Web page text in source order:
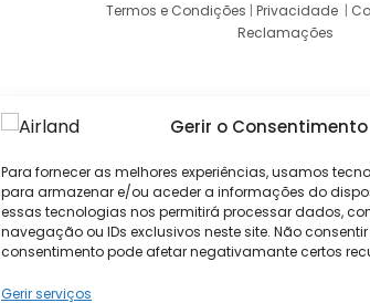
Gerir o Consentimento
Para fornecer as melhores experiências, usamos
para armazenar e/ou aceder a informações do
essas tecnologias nos permitirá processar dados,
navegação ou IDs exclusivos neste site. Não
consentimento pode afetar negativamante certos
Gerir serviços
Termos e Condições | Privacidade |
Reclamações